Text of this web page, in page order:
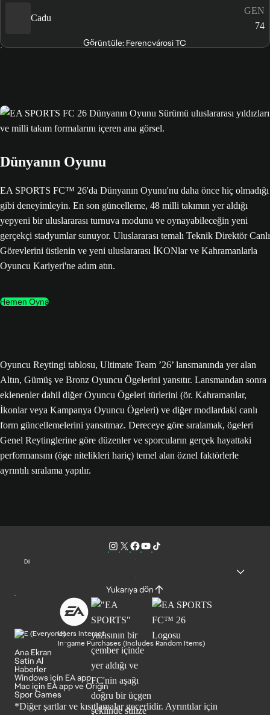
Cadu
GEN
74
Görüntüle: Ferencvárosi TC
Dünyanın Oyunu
EA SPORTS FC™ 26'da Dünyanın Oyunu'nu daha önce hiç olmadığı
gibi deneyimleyin. En son güncelleme, 48 milli takımın yer aldığı
yepyeni bir uluslararası turnuva modunu ve oynayabileceğin yeni
gerçekçi stadyumlar sunuyor. Uluslararası temalı Teknik Direktör Canlı
Görevlerini üstlenin ve yeni uluslararası İKONlar ve Kahramanlarla
Oyuncu Kariyeri'ne adım atın.
Hemen Oyna
Oyuncu Reytingi tablosu, Ultimate Team ’26’ lansmanında yer alan
Altın, Gümüş ve Bronz Oyuncu Ögelerini yansıtır. Lansmandan sonra
eklenenler dahil diğer Oyuncu Ögeleri türlerini (ör. Kahramanlar,
İkonlar veya Kampanya Oyuncu Ögeleri) ve diğer modlardaki canlı
form güncellemelerini yansıtmaz. Dereceye göre sıralamak, ögeleri
Genel Reytinglerine göre düzenler ve sporcuların gerçek hayattaki
performansını (öge nitelikleri hariç) temel alan öznel faktörlerle
ayrıntılı sıralama yapılır.
Dil
Yukarıya dön
Users Interact
In-game Purchases (Includes Random Items)
Ana Ekran
Satin Al
Haberler
Windows için EA app
Mac için EA app ve Origin
Spor Games
*Diğer şartlar ve kısıtlamalar geçerlidir. Ayrıntılar için